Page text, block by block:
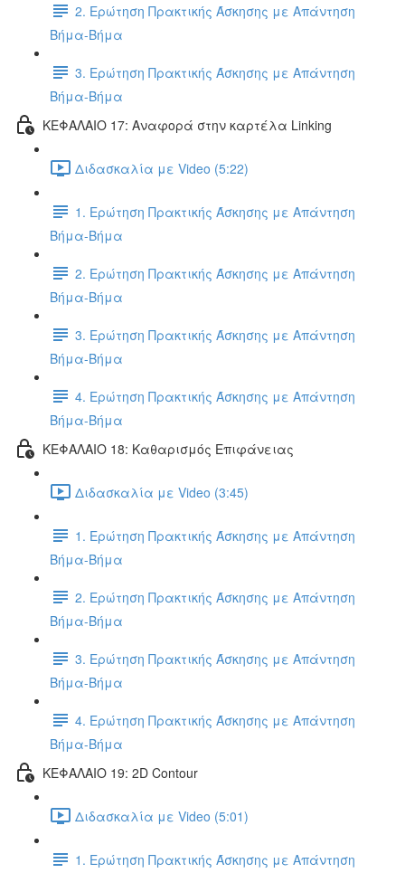
2. Ερώτηση Πρακτικής Άσκησης με Απάντηση
Βήμα-Βήμα
3. Ερώτηση Πρακτικής Άσκησης με Απάντηση
Βήμα-Βήμα
ΚΕΦΑΛΑΙΟ 17: Αναφορά στην καρτέλα Linking
Διδασκαλία με Video (5:22)
1. Ερώτηση Πρακτικής Άσκησης με Απάντηση
Βήμα-Βήμα
2. Ερώτηση Πρακτικής Άσκησης με Απάντηση
Βήμα-Βήμα
3. Ερώτηση Πρακτικής Άσκησης με Απάντηση
Βήμα-Βήμα
4. Ερώτηση Πρακτικής Άσκησης με Απάντηση
Βήμα-Βήμα
ΚΕΦΑΛΑΙΟ 18: Καθαρισμός Επιφάνειας
Διδασκαλία με Video (3:45)
1. Ερώτηση Πρακτικής Άσκησης με Απάντηση
Βήμα-Βήμα
2. Ερώτηση Πρακτικής Άσκησης με Απάντηση
Βήμα-Βήμα
3. Ερώτηση Πρακτικής Άσκησης με Απάντηση
Βήμα-Βήμα
4. Ερώτηση Πρακτικής Άσκησης με Απάντηση
Βήμα-Βήμα
ΚΕΦΑΛΑΙΟ 19: 2D Contour
Διδασκαλία με Video (5:01)
1. Ερώτηση Πρακτικής Άσκησης με Απάντηση